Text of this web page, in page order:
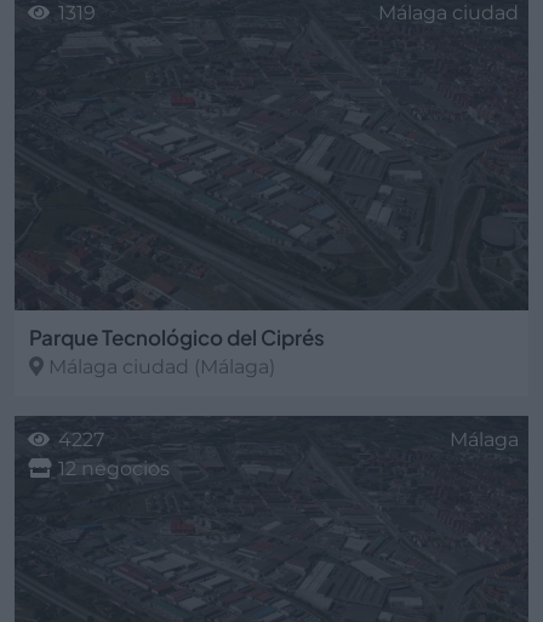
Parque Tecnológico del Ciprés
Málaga ciudad (Málaga)
1319 Málaga ciudad
4227
Málaga
12 negocios